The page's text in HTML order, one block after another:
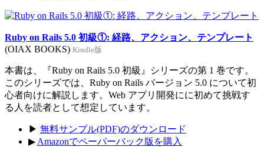
Ruby on Rails 5.0 初級①: 経路、アクション、テンプレート
(OIAX BOOKS) Kindle版
本書は、『Ruby on Rails 5.0 初級』シリーズの第 1 巻です。
このシリーズでは、Ruby on Rails バージョン 5.0 について初
心者向けに解説します。Web アプリ開発にに初めて挑戦す
る人を読者として想定しています。
▶ 無料サンプル(PDF)のダウンロード
▶ Amazonでペーパーバック版を購入